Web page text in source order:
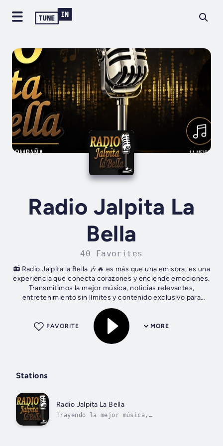
Radio Jalpita La
Bella
40 Favorites
📻 Radio Jalpita la Bella 🎶🔥 es más que una emisora, es una
experiencia que conecta corazones y enciende emociones.
Transmitimos la mejor música, noticias relevantes,
entretenimiento sin límites y contenido exclusivo para
todos nuestros oyentes. ...
MORE
FAVORITE
Stations
Radio Jalpita La Bella
Trayendo la mejor música,